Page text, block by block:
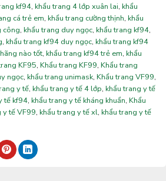
kf94, khẩu trang 4 lớp xuân lai, khẩu
cá trẻ em, khẩu trang cường thịnh, khẩu
công, khẩu trang duy ngọc, khẩu trang kf94,
, khẩu trang kf94 duy ngọc, khẩu trang kf94
nào tốt, khẩu trang kf94 trẻ em, khẩu
KF95, Khẩu trang KF99, Khẩu trang
ngọc, khẩu trang unimask, Khẩu trang VF99,
y tế, khẩu trang y tế 4 lớp, khẩu trang y tế
tế kf94, khẩu trang y tế kháng khuẩn, Khẩu
y tế VF99, khẩu trang y tế xl, khẩu trang y tế